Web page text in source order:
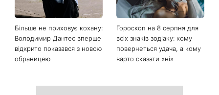
Більше не приховує кохану:
Володимир Дантес вперше
відкрито показався з новою
обраницею
Гороскоп на 8 серпня для
всіх знаків зодіаку: кому
повернеться удача, а кому
варто сказати «ні»